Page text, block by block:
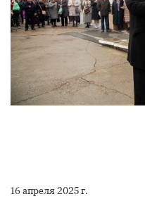
16 апреля 2025 г.